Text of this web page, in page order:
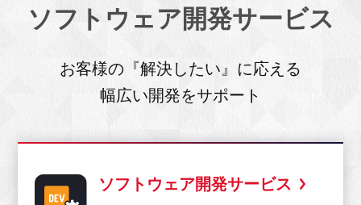
ソフトウェア開発サービス
お客様の『解決したい』に応える
幅広い開発をサポート
ソフトウェア開発サービス